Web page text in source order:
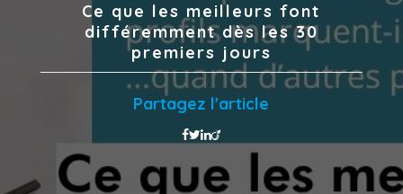
Ce que les meilleurs font
différemment dès les 30
premiers jours
Partagez l'article